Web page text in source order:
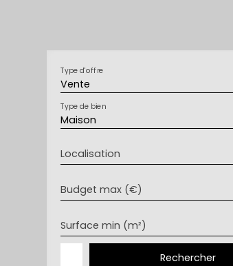
Vente
Type d'offre
Maison
Type de bien
Localisation
Budget max (€)
Surface min (m²)
Rechercher